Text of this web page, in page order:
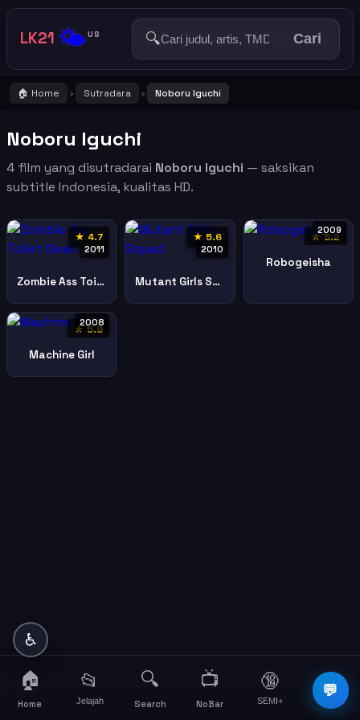
LK21 🌤️US 🔍 Cari
🏠 Home › Sutradara › Noboru Iguchi
Noboru Iguchi
4 film yang disutradarai Noboru Iguchi — saksikan
subtitle Indonesia, kualitas HD.
★ 4.7
2011
Zombie Ass Toilet Dead
★ 5.6
2010
Mutant Girls Squad
★ 5.2
2009
Robogeisha
★ 5.9
2008
Machine Girl
💬
♿
🏠
Home
📂
Jelajah
🔍
Search
📺
NoBar
🔞
SEMI+
☰